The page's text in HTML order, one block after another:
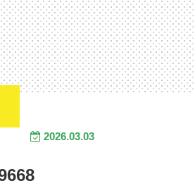
2026.03.03